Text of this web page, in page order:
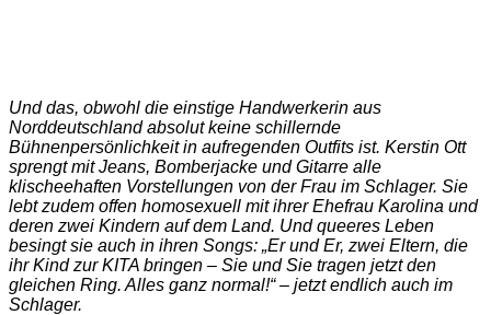
Und das, obwohl die einstige Handwerkerin aus
Norddeutschland absolut keine schillernde
Bühnenpersönlichkeit in aufregenden Outfits ist. Kerstin Ott
sprengt mit Jeans, Bomberjacke und Gitarre alle
klischeehaften Vorstellungen von der Frau im Schlager. Sie
lebt zudem offen homosexuell mit ihrer Ehefrau Karolina und
deren zwei Kindern auf dem Land. Und queeres Leben
besingt sie auch in ihren Songs: „Er und Er, zwei Eltern, die
ihr Kind zur KITA bringen – Sie und Sie tragen jetzt den
gleichen Ring. Alles ganz normal!“ – jetzt endlich auch im
Schlager.